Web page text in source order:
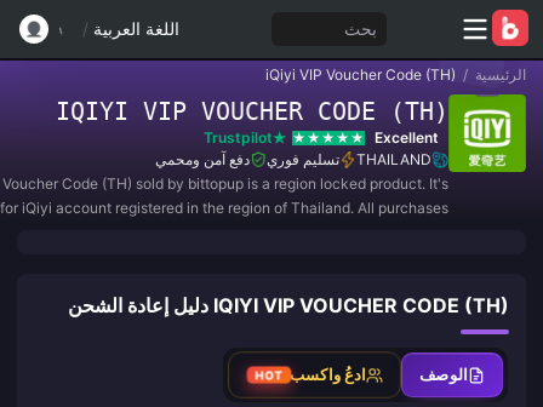
بحث اللغة العربية /
الرئيسية /
iQiyi VIP Voucher Code (TH)
IQIYI VIP VOUCHER CODE (TH)
Excellent
Trustpilot
THAILAND
تسليم فوري
دفع آمن ومحمي
Code (TH) sold by bittopup is a region locked product. It's
iQiyi account registered in the region of Thailand. All purchases
IQIYI VIP VOUCHER CODE (TH) دليل إعادة الشحن
الوصف ادعُ واكسب HOT